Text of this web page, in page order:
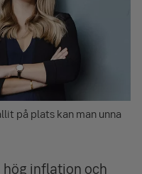
på plats kan man unna
inflation och